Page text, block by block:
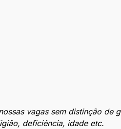
vagas sem distinção de
deficiência, idade etc.